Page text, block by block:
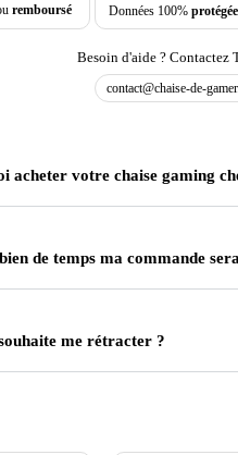
remboursé Données 100%
Besoin d'aide ? Contactez
contact@chaise-de-
acheter votre chaise gaming
de temps ma commande
me rétracter ?